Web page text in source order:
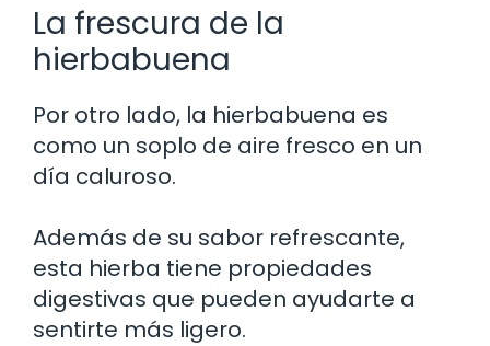
La frescura de la
hierbabuena
Por otro lado, la hierbabuena es
como un soplo de aire fresco en un
día caluroso.
Además de su sabor refrescante,
esta hierba tiene propiedades
digestivas que pueden ayudarte a
sentirte más ligero.